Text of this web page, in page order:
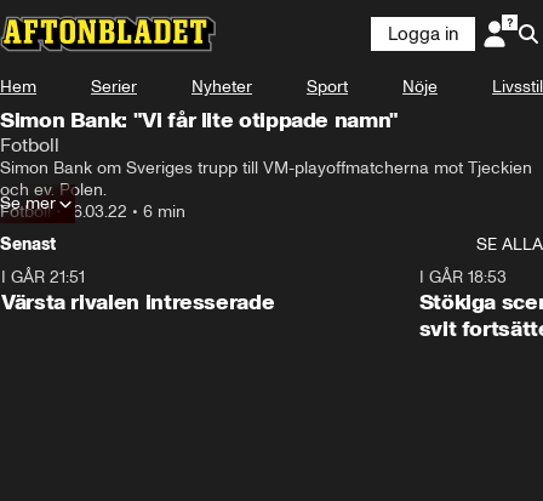
Logga in
Hem Serier Nyheter Sport Nöje Livsstil
Simon Bank: "Vi får lite otippade namn"
Fotboll
Simon Bank om Sveriges trupp till VM-playoffmatcherna mot Tjeckien
och ev. Polen.
Fotboll•16.03.22 • 6 min
Se mer
Senast
SE ALLA
I GÅR 21:51
Värsta rivalen intresserade
I GÅR 18:53
Stökiga
svit